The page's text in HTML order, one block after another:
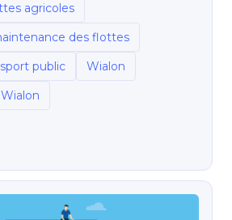
agricoles
des flottes
public
Wialon